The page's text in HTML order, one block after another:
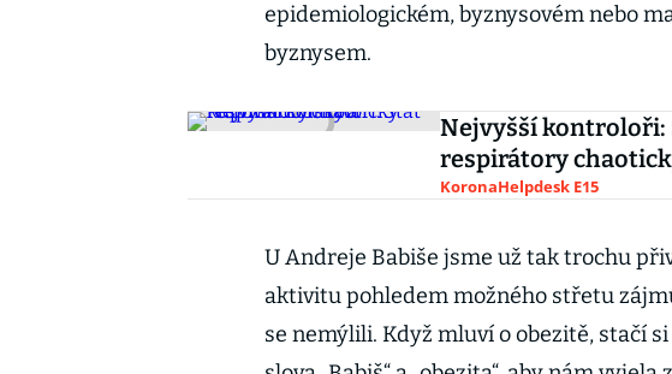
epidemiologickém, byznysovém nebo
byznysem.
Nejvyšší kontroloři:
respirátory
KoronaHelpdesk E15
U Andreje Babiše jsme už tak trochu
aktivitu pohledem možného střetu
se nemýlili. Když mluví o obezitě, stačí